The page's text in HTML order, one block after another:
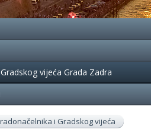
vijeća Grada Zadra
i Gradskog vijeća